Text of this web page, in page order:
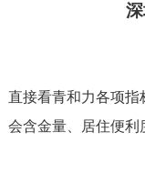
直接看青和力各项指
会含金量、居住便利